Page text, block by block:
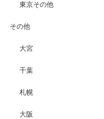
東京その他
その他
大宮
千葉
札幌
大阪